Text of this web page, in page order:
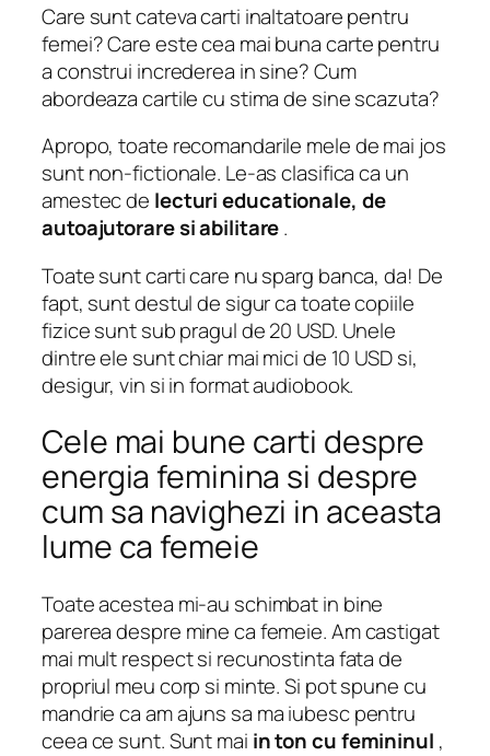
Care sunt cateva carti inaltatoare pentru
femei? Care este cea mai buna carte pentru
a construi increderea in sine? Cum
abordeaza cartile cu stima de sine scazuta?
Apropo, toate recomandarile mele de mai jos
sunt non-fictionale. Le-as clasifica ca un
amestec de lecturi educationale, de
autoajutorare si abilitare.
Toate sunt carti care nu sparg banca, da! De
fapt, sunt destul de sigur ca toate copiile
fizice sunt sub pragul de 20 USD. Unele
dintre ele sunt chiar mai mici de 10 USD si,
desigur, vin si in format audiobook.
Cele mai bune carti despre
energia feminina si despre
cum sa navighezi in aceasta
lume ca femeie
Toate acestea mi-au schimbat in bine
parerea despre mine ca femeie. Am castigat
mai mult respect si recunostinta fata de
propriul meu corp si minte. Si pot spune cu
mandrie ca am ajuns sa ma iubesc pentru
ceea ce sunt. Sunt mai in ton cu femininul ,